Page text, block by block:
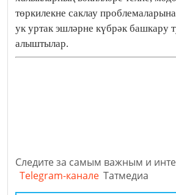
төркилекне саклау
ук уртак эшләрне күбрәк башкару
алыштылар.
Следите за самым важным и
Telegram-канале Татмедиа